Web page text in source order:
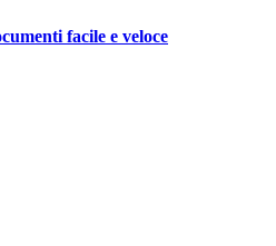
facile e veloce